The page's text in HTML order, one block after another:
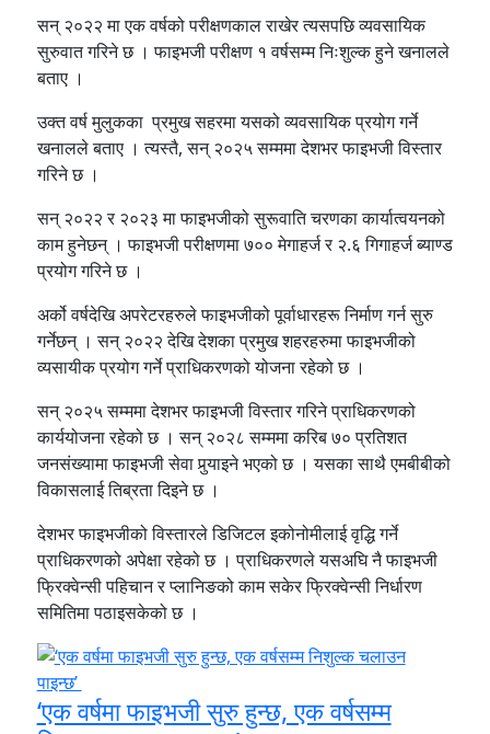
सन् २०२२ मा एक वर्षको परीक्षणकाल राखेर त्यसपछि व्यवसायिक
सुरुवात गरिने छ । फाइभजी परीक्षण १ वर्षसम्म निःशुल्क हुने खनालले
बताए ।
उक्त वर्ष मुलुकका प्रमुख सहरमा यसको व्यवसायिक प्रयोग गर्ने
खनालले बताए । त्यस्तै, सन् २०२५ सम्ममा देशभर फाइभजी विस्तार
गरिने छ ।
सन् २०२२ र २०२३ मा फाइभजीको सुरूवाति चरणका कार्यात्वयनको
काम हुनेछन् । फाइभजी परीक्षणमा ७०० मेगाहर्ज र २.६ गिगाहर्ज ब्याण्ड
प्रयोग गरिने छ ।
अर्को वर्षदेखि अपरेटरहरुले फाइभजीको पूर्वाधारहरू निर्माण गर्न सुरु
गर्नेछन् । सन् २०२२ देखि देशका प्रमुख शहरहरुमा फाइभजीको
व्यसायीक प्रयोग गर्ने प्राधिकरणको योजना रहेको छ ।
सन् २०२५ सम्ममा देशभर फाइभजी विस्तार गरिने प्राधिकरणको
कार्ययोजना रहेको छ । सन् २०२८ सम्ममा करिब ७० प्रतिशत
जनसंख्यामा फाइभजी सेवा पुर्‍याइने भएको छ । यसका साथै एमबीबीको
विकासलाई तिब्रता दिइने छ ।
देशभर फाइभजीको विस्तारले डिजिटल इकोनोमीलाई वृद्धि गर्ने
प्राधिकरणको अपेक्षा रहेको छ । प्राधिकरणले यसअघि नै फाइभजी
फ्रिक्वेन्सी पहिचान र प्लानिङको काम सकेर फ्रिक्वेन्सी निर्धारण
समितिमा पठाइसकेको छ ।
‘एक वर्षमा फाइभजी सुरु हुन्छ, एक वर्षसम्म